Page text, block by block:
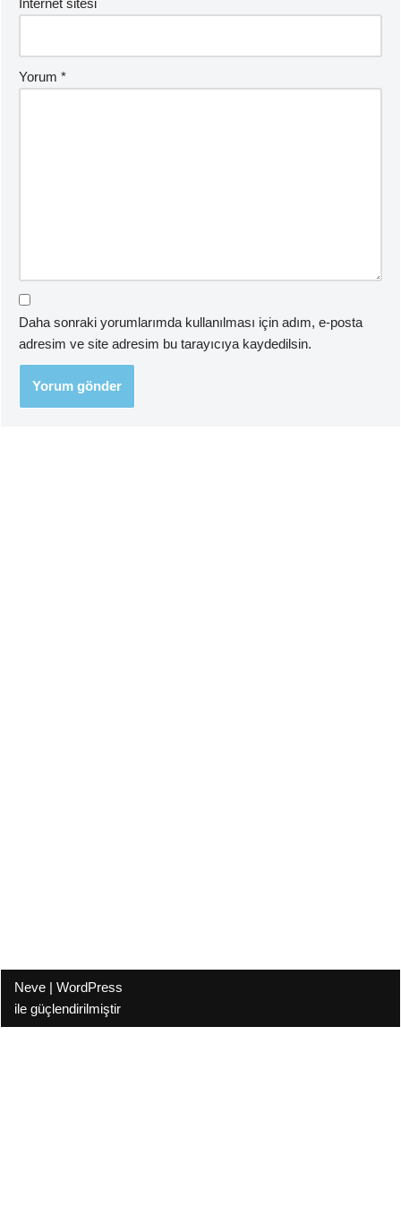
Yorum *
Daha sonraki yorumlarımda kullanılması için adım, e-posta
adresim ve site adresim bu tarayıcıya kaydedilsin.
Neve | WordPress
ile güçlendirilmiştir